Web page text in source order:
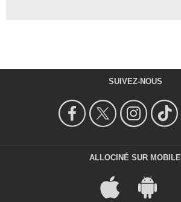
SUIVEZ-NOUS
ALLOCINÉ SUR MOBILE